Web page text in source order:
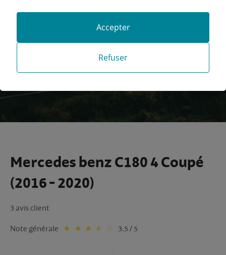
Mercedes benz C180 4 Coupé
(2016 - 2020)
3 avis client
Note générale 3.5 / 5
Refuser
Accepter